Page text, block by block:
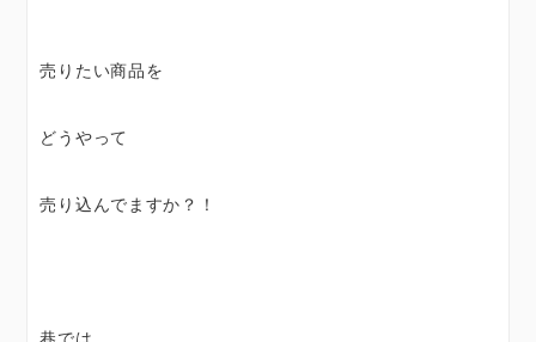
売りたい商品を
どうやって
売り込んでますか？！
巷では